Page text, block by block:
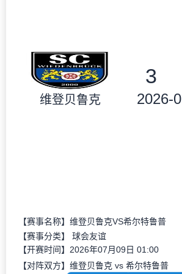
维登贝鲁克
3
2026-
【赛事名称】维登贝鲁克VS希尔特鲁普
【赛事分类】 球会友谊
【开赛时间】2026年07月09日 01:00
【对阵双方】维登贝鲁克 vs 希尔特鲁普